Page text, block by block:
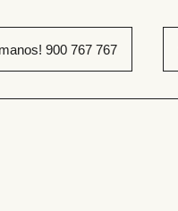
900 767 767